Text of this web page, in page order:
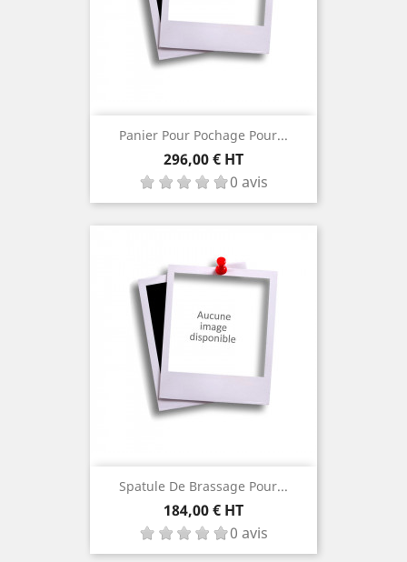
Panier Pour Pochage Pour...
Prix
296,00 € HT
0 avis
Spatule De Brassage Pour...
Prix
184,00 € HT
0 avis